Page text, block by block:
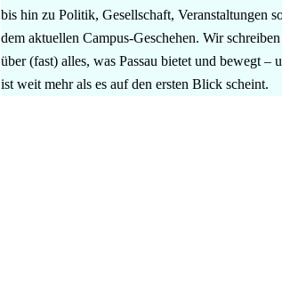
bis hin zu Politik, Gesellschaft, Veranstaltungen
dem aktuellen Campus-Geschehen. Wir
über (fast) alles, was Passau bietet und bewegt –
ist weit mehr als es auf den ersten Blick scheint.